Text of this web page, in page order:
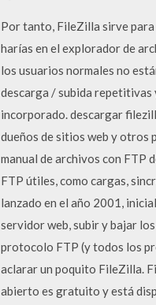
Por tanto, FileZilla sirve para
harías en el explorador de
los usuarios normales no
descarga / subida
incorporado. descargar
dueños de sitios web y otros
manual de archivos con FTP
FTP útiles, como cargas,
lanzado en el año 2001,
servidor web, subir y bajar
protocolo FTP (y todos los
aclarar un poquito FileZilla.
abierto es gratuito y está